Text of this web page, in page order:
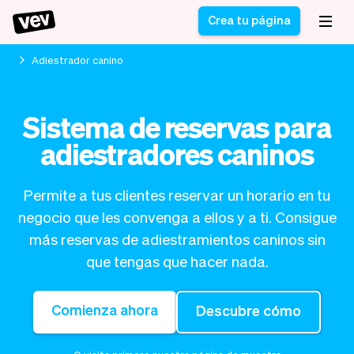
para PYMES
Software de entregas
Sistema POS
Software servicios de
campo
CRM para PYMES
Sistema de pedidos
Sistema de reservas
Software
programación de
clases
Agenda de citas
Blogs
Novedades
App
Checkout
Insertar Widget
Vender
Negocio
Software
Vev
Piloto automático
Vista general
Ausencias
Crea tu página
Adiestrador canino
Sistema de reservas para
adiestradores caninos
Permite a tus clientes reservar un horario en tu
negocio que les convenga a ellos y a ti. Consigue
más reservas de adiestramientos caninos sin
que tengas que hacer nada.
Comienza ahora Descubre cómo